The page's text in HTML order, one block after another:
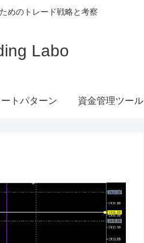
めのトレード戦略と考察
Labo
トパターン 資金管理ツール